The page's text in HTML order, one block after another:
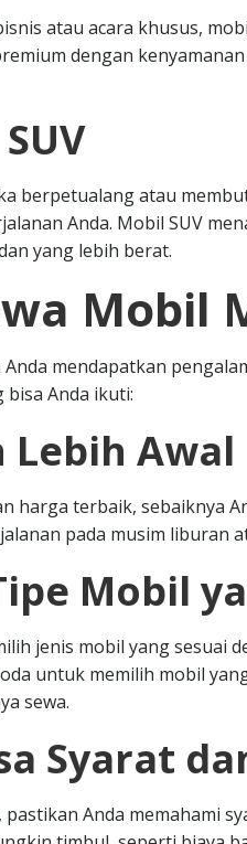
atau acara khusus,
dengan
berpetualang atau
Anda. Mobil SUV
yang lebih berat.
Mobil
mendapatkan
bisa Anda ikuti:
Lebih Awal
harga terbaik, sebaiknya
pada musim liburan
Mobil
jenis mobil yang sesuai
untuk memilih mobil
sewa.
Syarat
pastikan Anda memahami